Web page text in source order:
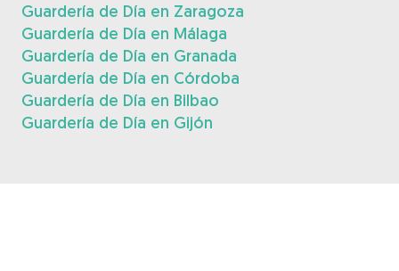
Guardería de Día en Zaragoza
Guardería de Día en Málaga
Guardería de Día en Granada
Guardería de Día en Córdoba
Guardería de Día en Bilbao
Guardería de Día en Gijón